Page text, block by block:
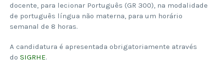
docente, para lecionar Português (GR 300), na modalidade
de português língua não materna, para um horário
semanal de 8 horas.
A candidatura é apresentada obrigatoriamente através
do SIGRHE.